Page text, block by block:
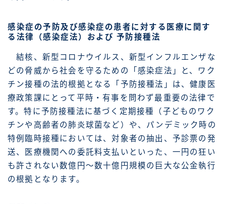
感染症の予防及び感染症の患者に対する医療に関す
る法律（感染症法）および 予防接種法
結核、新型コロナウイルス、新型インフルエンザな
どの脅威から社会を守るための「感染症法」と、ワク
チン接種の法的根拠となる「予防接種法」は、健康医
療政策課にとって平時・有事を問わず最重要の法律で
す。特に予防接種法に基づく定期接種（子どものワク
チンや高齢者の肺炎球菌など）や、パンデミック時の
特例臨時接種においては、対象者の抽出、予診票の発
送、医療機関への委託料支払いといった、一円の狂い
も許されない数億円〜数十億円規模の巨大な公金執行
の根拠となります。